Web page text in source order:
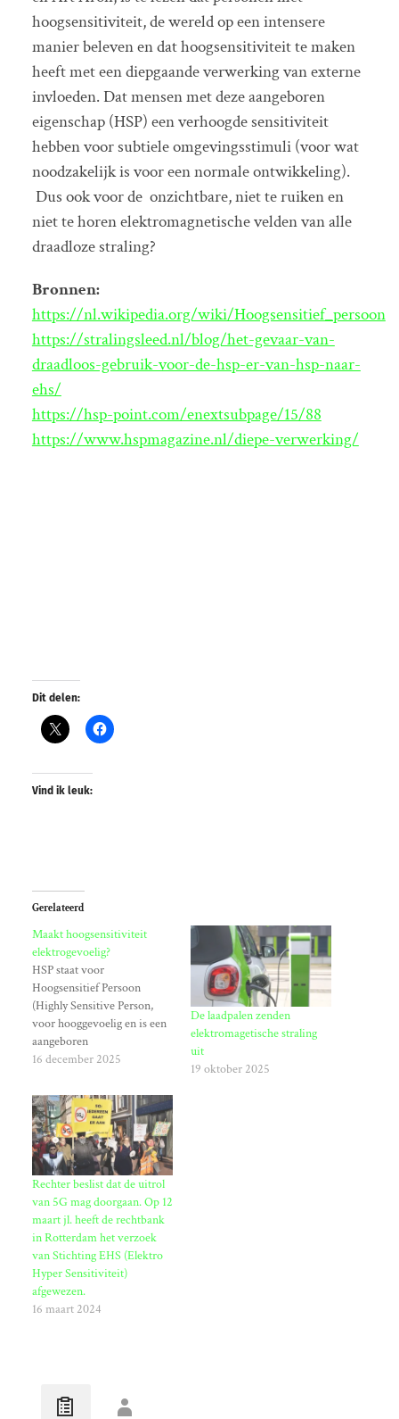
hoogsensitiviteit, de wereld op een intensere
manier beleven en dat hoogsensitiviteit te maken
heeft met een diepgaande verwerking van externe
invloeden. Dat mensen met deze aangeboren
eigenschap (HSP) een verhoogde sensitiviteit
hebben voor subtiele omgevingsstimuli (voor wat
noodzakelijk is voor een normale ontwikkeling).
Dus ook voor de onzichtbare, niet te ruiken en
niet te horen elektromagnetische velden van alle
draadloze straling?
Bronnen:
https://nl.wikipedia.org/wiki/Hoogsensitief_persoon
https://stralingsleed.nl/blog/het-gevaar-van-
draadloos-gebruik-voor-de-hsp-er-van-hsp-naar-
ehs/
https://hsp-point.com/enextsubpage/15/88
https://www.hspmagazine.nl/diepe-verwerking/
Dit delen:
Vind ik leuk:
Gerelateerd
Maakt hoogsensitiviteit
elektrogevoelig?
HSP staat voor
Hoogsensitief Persoon
(Highly Sensitive Person,
voor hooggevoelig en is een
aangeboren
persoonlijkheidskenmerk
reageert op zowel interne
(gevoelens) als externe
(prikkels zoals geluid, licht)
stimuli, wat leidt tot een
diepere verwerking en
sneller overprikkeld raken
dan de gemiddelde mens.
Ongeveer 15-20% van de
mensen is…
16 december 2025
De laadpalen zenden
elektromagetische straling
uit
19 oktober 2025
Rechter beslist dat de uitrol
van 5G mag doorgaan. Op 12
maart jl. heeft de rechtbank
in Rotterdam het verzoek
van Stichting EHS (Elektro
Hyper Sensitiviteit)
afgewezen.
16 maart 2024